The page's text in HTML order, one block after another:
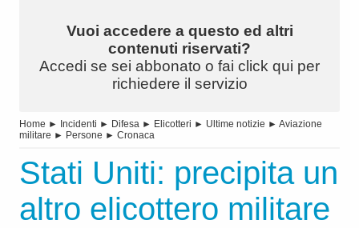
Vuoi accedere a questo ed altri
contenuti riservati?
Accedi se sei abbonato o fai click qui per
richiedere il servizio
Home ► Incidenti ► Difesa ► Elicotteri ► Ultime notizie ► Aviazione
militare ► Persone ► Cronaca
Stati Uniti: precipita un
altro elicottero militare